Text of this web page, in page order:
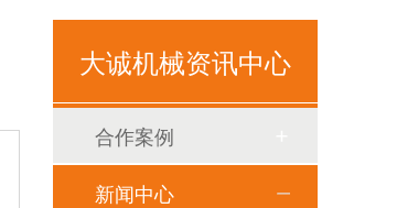
大诚机械资讯中心
合作案例
新闻中心